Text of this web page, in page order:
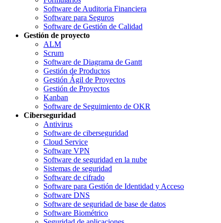
Software de Auditoria Financiera
Software para Seguros
Software de Gestión de Calidad
Gestión de proyecto
ALM
Scrum
Software de Diagrama de Gantt
Gestión de Productos
Gestión Ágil de Proyectos
Gestión de Proyectos
Kanban
Software de Seguimiento de OKR
Ciberseguridad
Antivirus
Software de ciberseguridad
Cloud Service
Software VPN
Software de seguridad en la nube
Sistemas de seguridad
Software de cifrado
Software para Gestión de Identidad y Acceso
Software DNS
Software de seguridad de base de datos
Software Biométrico